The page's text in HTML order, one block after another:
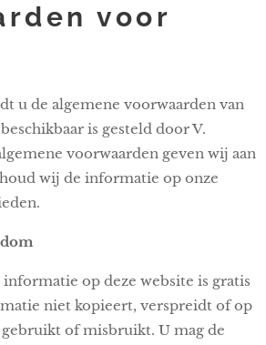
voor
u de algemene voorwaarden van
is gesteld door V.
voorwaarden geven wij aan
wij de informatie op onze
op deze website is gratis
niet kopieert, verspreidt of op
of misbruikt. U mag de